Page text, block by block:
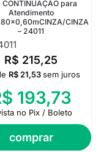
CONTINUAÇÃO para
Atendimento
CINZA
– 24011
R$ 215,25
comprar
R$ 21,53sem juros
193,73
no Pix / Boleto